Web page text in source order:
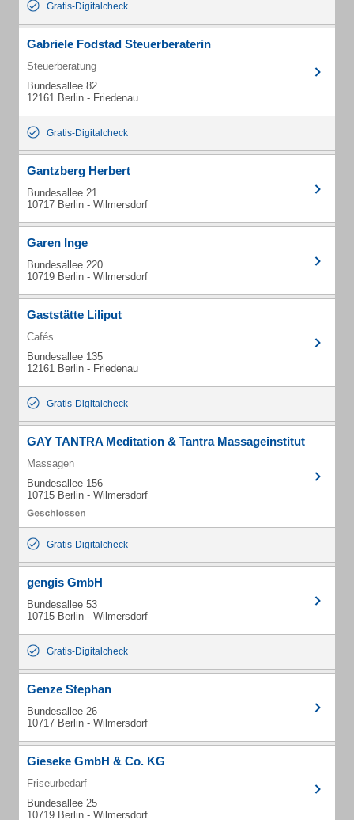
Gratis-Digitalcheck
Gabriele Fodstad Steuerberaterin
Steuerberatung
Bundesallee 82
12161 Berlin - Friedenau
Gratis-Digitalcheck
Gantzberg Herbert
Bundesallee 21
10717 Berlin - Wilmersdorf
Garen Inge
Bundesallee 220
10719 Berlin - Wilmersdorf
Gaststätte Liliput
Cafés
Bundesallee 135
12161 Berlin - Friedenau
Gratis-Digitalcheck
GAY TANTRA Meditation & Tantra Massageinstitut
Massagen
Bundesallee 156
10715 Berlin - Wilmersdorf
Gratis-Digitalcheck
gengis GmbH
Bundesallee 53
10715 Berlin - Wilmersdorf
Gratis-Digitalcheck
Genze Stephan
Bundesallee 26
10717 Berlin - Wilmersdorf
Gieseke GmbH & Co. KG
Friseurbedarf
Bundesallee 25
10719 Berlin - Wilmersdorf